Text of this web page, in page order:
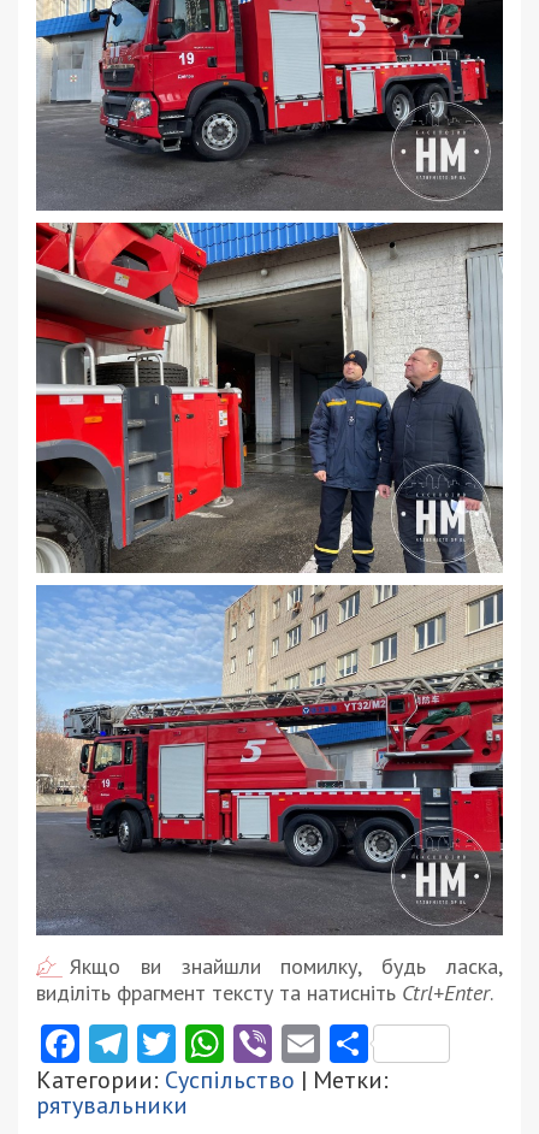
Якщо ви знайшли помилку, будь ласка,
виділіть фрагмент тексту та натисніть Ctrl+Enter.
Facebook
Telegram
Twitter
WhatsApp
ViberEmail
Категории: Суспільство | Метки:
рятувальники